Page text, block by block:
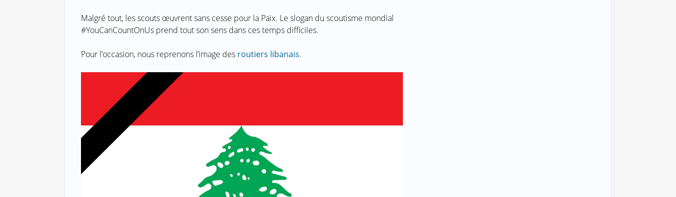
Malgré tout, les scouts œuvrent sans cesse pour la Paix. Le slogan du scoutisme mondial
#YouCanCountOnUs prend tout son sens dans ces temps difficiles.
Pour l’occasion, nous reprenons l’image des routiers libanais.